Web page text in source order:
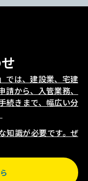
では、建設業、宅建
から、入管業務、
続きまで、幅広い分
知識が必要です。ぜ